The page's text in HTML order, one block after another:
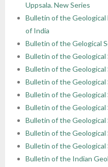
Uppsala. New Series
Bulletin of the
of India
Bulletin of the Gelogical
Bulletin of the Geological
Bulletin of the Geological
Bulletin of the Geological
Bulletin of the Geological
Bulletin of the Geological
Bulletin of the
Bulletin of the Geological
Bulletin of the Geological
Bulletin of the Indian